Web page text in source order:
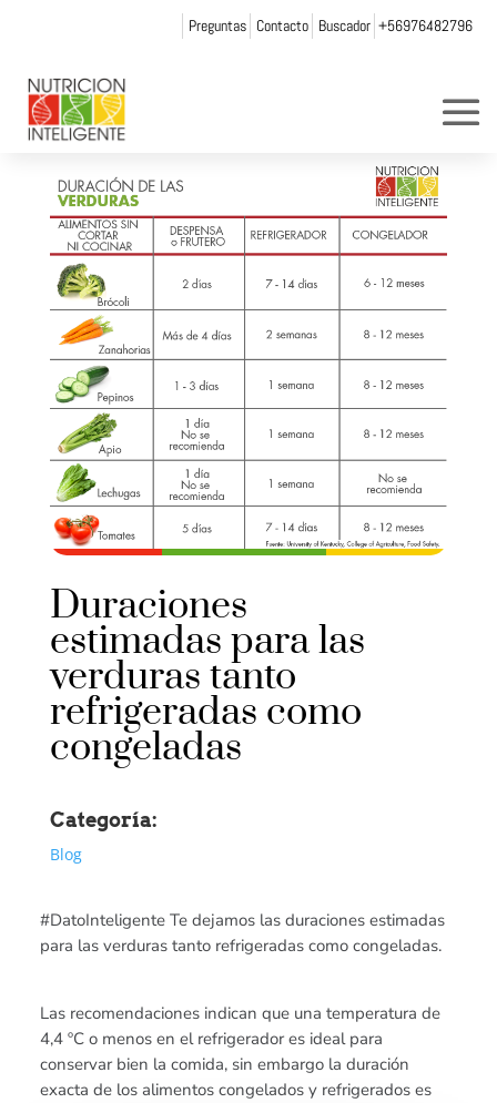
Preguntas Contacto Buscador +56976482796
Duraciones
estimadas para las
verduras tanto
refrigeradas como
congeladas
Categoría:
Blog
#DatoInteligente Te dejamos las duraciones estimadas
para las verduras tanto refrigeradas como congeladas.
Las recomendaciones indican que una temperatura de
4,4 ºC o menos en el refrigerador es ideal para
conservar bien la comida, sin embargo la duración
exacta de los alimentos congelados y refrigerados es